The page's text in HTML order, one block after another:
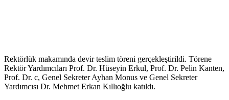
Rektörlük makamında devir teslim töreni gerçekleştirildi. Törene
Rektör Yardımcıları Prof. Dr. Hüseyin Erkul, Prof. Dr. Pelin Kanten,
Prof. Dr. c, Genel Sekreter Ayhan Monus ve Genel Sekreter
Yardımcısı Dr. Mehmet Erkan Kıllıoğlu katıldı.